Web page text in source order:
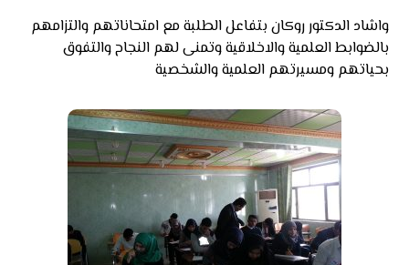
واشاد الدكتور روكان بتفاعل الطلبة مع امتحاناتهم والتزامهم
بالضوابط العلمية والاخلاقية وتمنى لهم النجاح والتفوق
بحياتهم ومسيرتهم العلمية والشخصية